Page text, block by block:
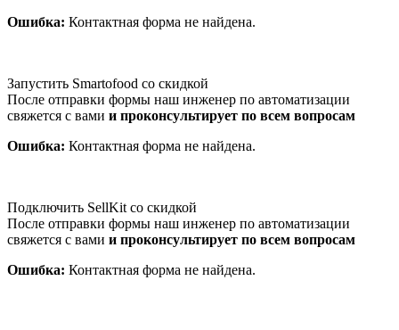
Ошибка: Контактная форма не найдена.
Запустить Smartofood со скидкой
После отправки формы наш инженер по автоматизации
свяжется с вами и проконсультирует по всем вопросам
Ошибка: Контактная форма не найдена.
Подключить SellKit со скидкой
После отправки формы наш инженер по автоматизации
свяжется с вами и проконсультирует по всем вопросам
Ошибка: Контактная форма не найдена.